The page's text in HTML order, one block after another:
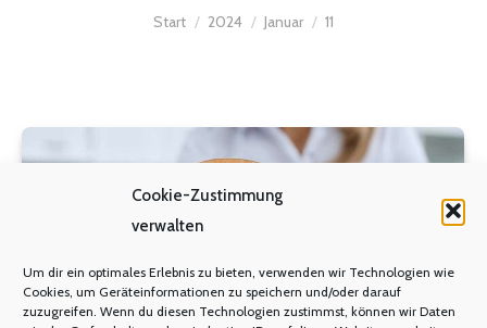
Cookie-Zustimmung
verwalten
Um dir ein optimales Erlebnis zu bieten, verwenden wir Technologien wie
Cookies, um Geräteinformationen zu speichern und/oder darauf
zuzugreifen. Wenn du diesen Technologien zustimmst, können wir Daten
Sie befinden sich hier:
Start 2024 Januar 11